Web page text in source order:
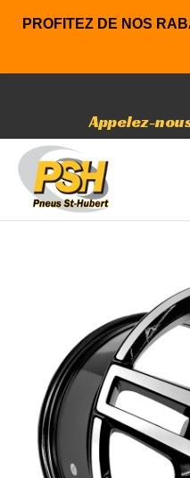
PROFITEZ DE NOS
Appelez-